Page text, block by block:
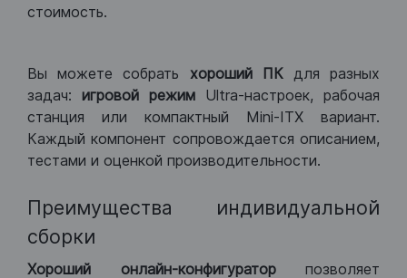
стоимость.
Вы можете собрать хороший ПКдля разных
задач: игровой режим Ultra-настроек, рабочая
станция или компактный Mini-ITX вариант.
Каждый компонент сопровождается описанием,
тестами и оценкой производительности.
Преимущества индивидуальной
сборки
Хороший онлайн-конфигураторпозволяет